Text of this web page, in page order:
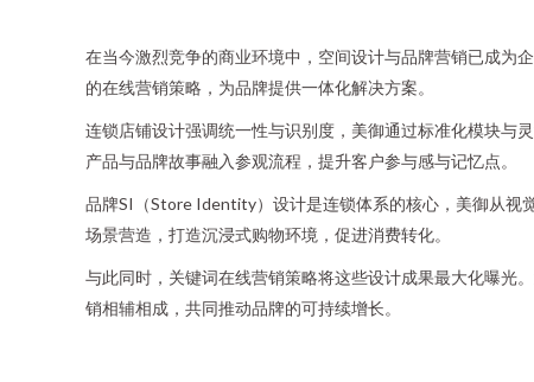
在当今激烈竞争的商业环境中，空间设计与品牌营销已成为
的在线营销策略，为品牌提供一体化解决方案。
连锁店铺设计强调统一性与识别度，美御通过标准化模块与
产品与品牌故事融入参观流程，提升客户参与感与记忆点。
品牌SI（Store Identity）设计是连锁体系的核心，美御从视
场景营造，打造沉浸式购物环境，促进消费转化。
与此同时，关键词在线营销策略将这些设计成果最大化曝光
销相辅相成，共同推动品牌的可持续增长。